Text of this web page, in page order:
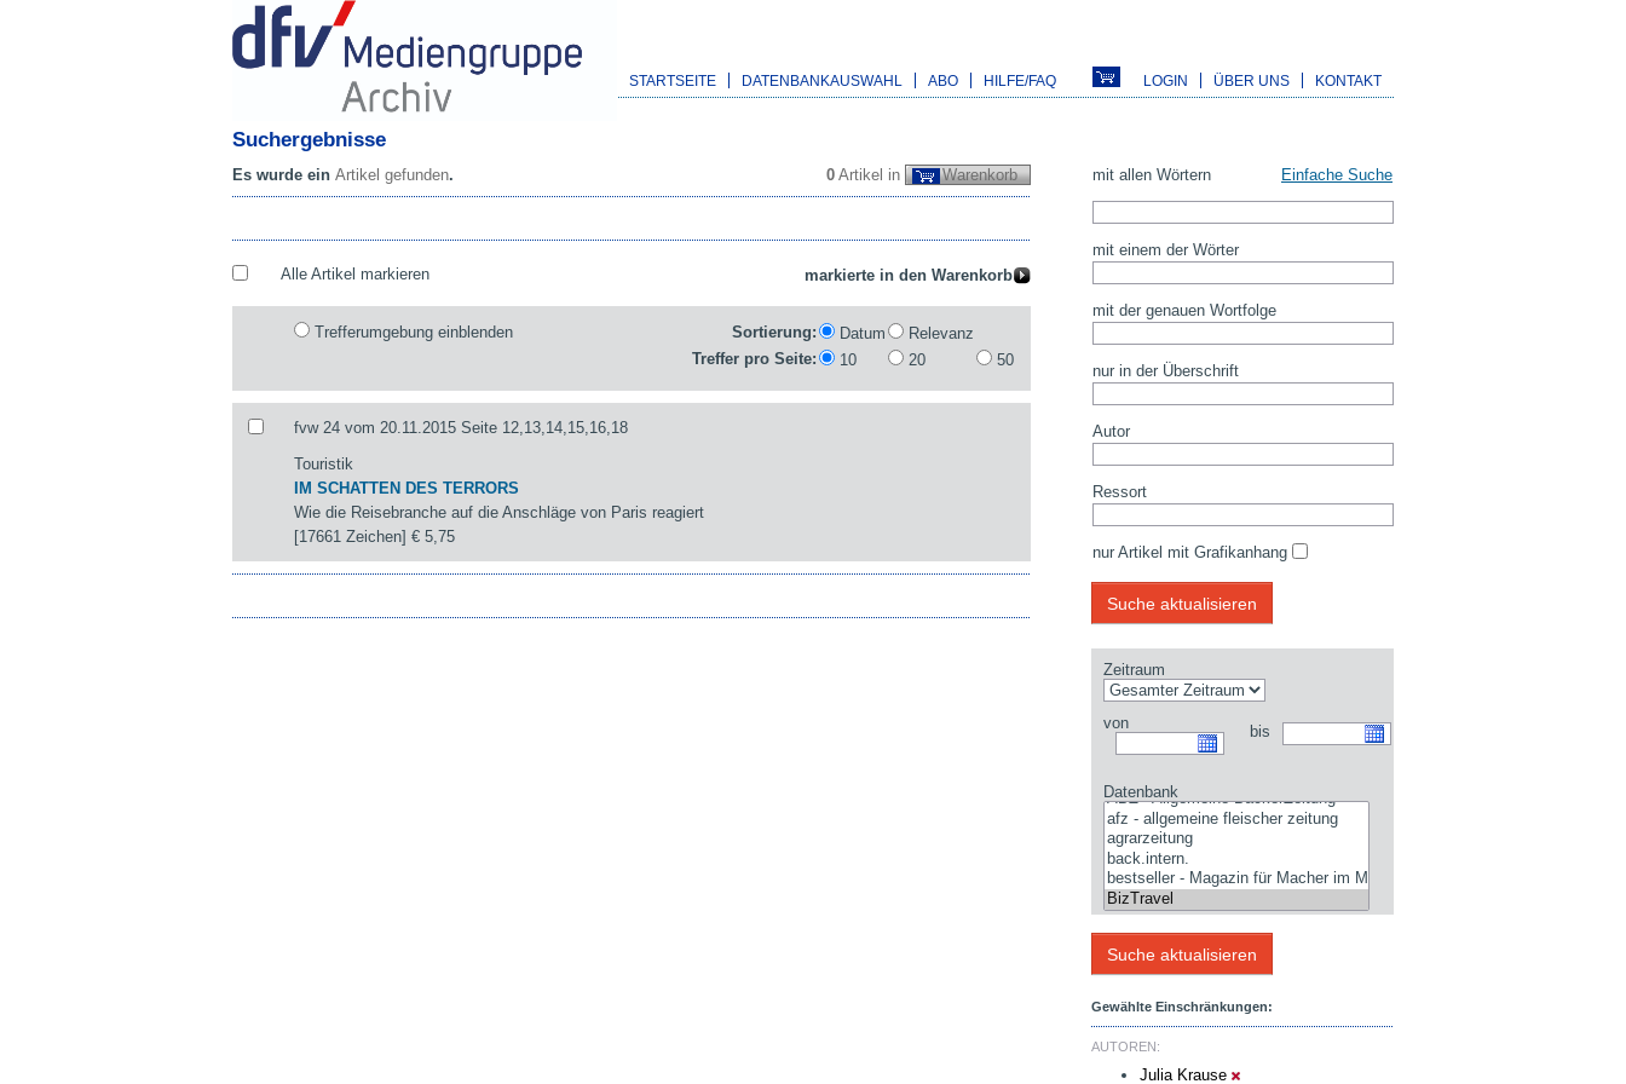
STARTSEITE DATENBANKAUSWAHL ABO HILFE/FAQ LOGIN ÜBER UNS KONTAKT
Suchergebnisse
0 Artikel in Warenkorb
Es wurde ein Artikel gefunden.
Alle Artikel markieren
Trefferumgebung einblenden Sortierung: Datum
Relevanz
Treffer pro Seite:
10 20 50
fvw 24 vom 20.11.2015 Seite 12,13,14,15,16,18
Touristik
IM SCHATTEN DES TERRORS
Wie die Reisebranche auf die Anschläge von Paris reagiert
[17661 Zeichen]€ 5,75
mit allen Wörtern Einfache Suche
mit einem der Wörter
mit der genauen Wortfolge
nur in der Überschrift
Autor
Ressort
nur Artikel mit Grafikanhang
Zeitraum
von bis
Datenbank
Gewählte Einschränkungen:
AUTOREN:
Julia Krause